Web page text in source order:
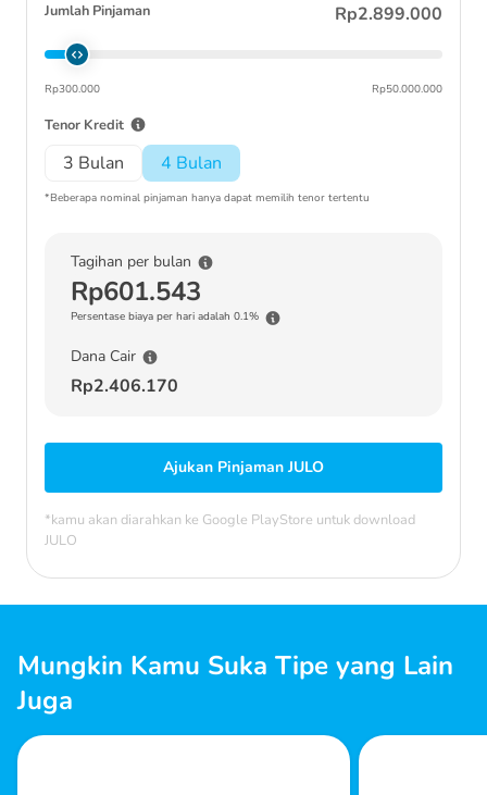
Jumlah Pinjaman Rp2.899.000
Rp300.000 Rp50.000.000
Tenor Kredit
3 Bulan 4 Bulan
*Beberapa nominal pinjaman hanya dapat memilih tenor tertentu
Tagihan per bulan
Rp601.543
Persentase biaya per hari adalah 0.1%
Dana Cair
Rp2.406.170
Ajukan Pinjaman JULO
*kamu akan diarahkan ke Google PlayStore untuk download
JULO
Mungkin Kamu Suka Tipe yang Lain
Juga